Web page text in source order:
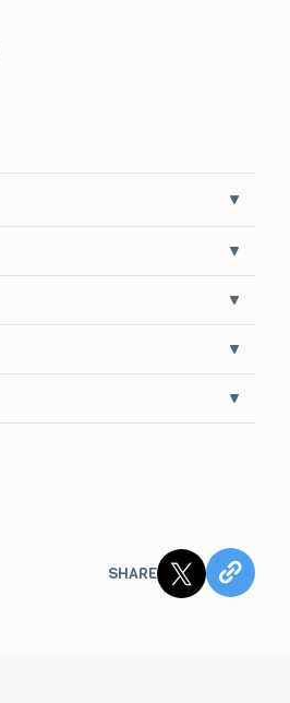
SHARE